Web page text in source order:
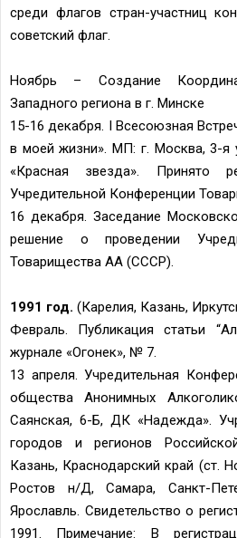
среди флагов стран-участниц
советский флаг.
Ноябрь – Создание
Западного региона в г. Минске
15-16 декабря. I Всесоюзная
в моей жизни». МП: г. Москва, 3-я
«Красная звезда». Принято
Учредительной Конференции
16 декабря. Заседание
решение о проведении
Товарищества АА (СССР).
1991 год. (Карелия, Казань,
Февраль. Публикация статьи
журнале «Огонек», № 7.
13 апреля. Учредительная
общества Анонимных
Саянская, 6-Б, ДК «Надежда».
городов и регионов
Казань, Краснодарский край (ст.
Ростов н/Д, Самара, Санкт-
Ярославль. Свидетельство о
1991. Примечание: В